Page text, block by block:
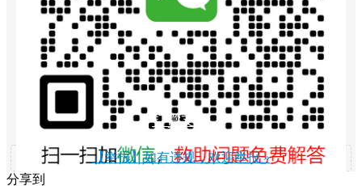
打赏支持
【举报】如有违规，欢迎举报 »
分享到